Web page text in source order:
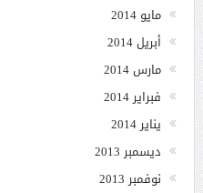
مايو 2014
أبريل 2014
مارس 2014
فبراير 2014
يناير 2014
ديسمبر 2013
نوفمبر 2013